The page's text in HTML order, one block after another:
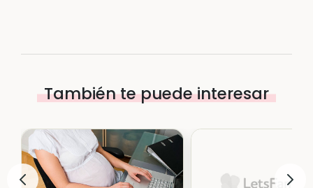
También te puede interesar